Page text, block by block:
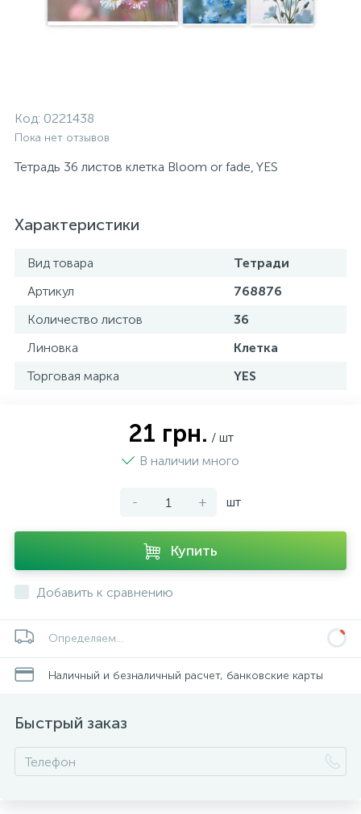
Код: 0221438
Пока нет отзывов
Тетрадь 36 листов клетка Bloom or fade, YES
Характеристики
Вид товара
Тетради
Артикул
768876
Количество листов
36
Линовка
Клетка
Торговая марка
YES
21 грн. / шт
В наличии много
- + шт
Купить
Добавить к сравнению
Определяем...
Наличный и безналичный расчет, банковские карты
Быстрый заказ